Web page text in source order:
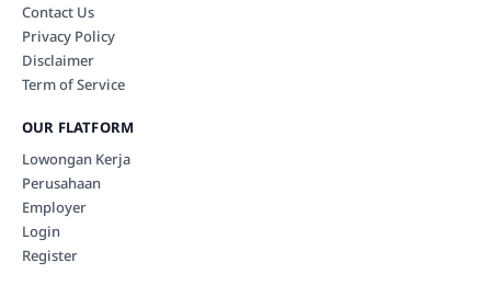
Contact Us
Privacy Policy
Disclaimer
Term of Service
OUR FLATFORM
Lowongan Kerja
Perusahaan
Employer
Login
Register